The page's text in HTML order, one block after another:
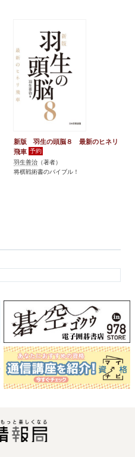
新版 羽生の頭脳８ 最新のヒネリ
飛車
羽生善治 （著者）
将棋戦術書のバイブル！